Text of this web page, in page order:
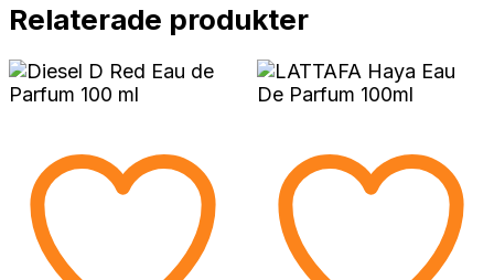
Relaterade produkter